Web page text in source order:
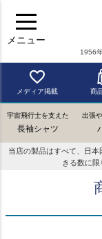
メニュー
1956
メディア掲載 商
宇宙飛行士を支えた
長袖シャツ
出張
当店の製品はすべて、日
きる数に限